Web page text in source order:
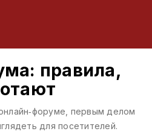
правила,
первым делом
для посетителей.